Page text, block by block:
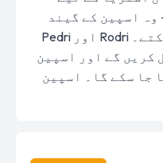
اسپین کے گیند
کنٹرول کا جواب نہیں دے سکتے۔ Rodri اور Pedri
کریں گے اور اسپین
جا سکے گا۔ اسپین